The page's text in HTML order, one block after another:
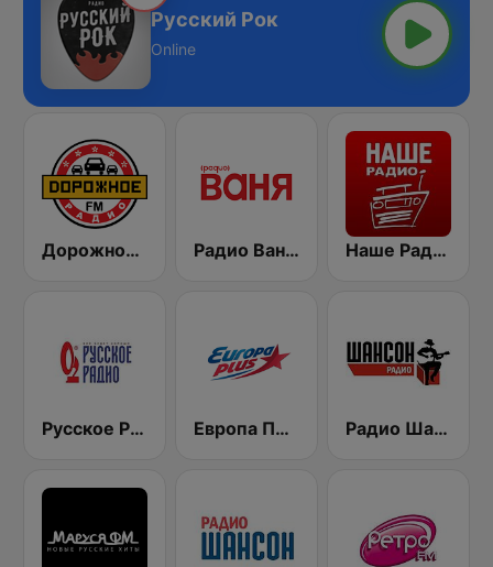
Русский Рок
Online
Дорожное Радио (Dorojnoe Radio) Радио Ваня (Radio Vanya) Наше Радио (Radio Nashe)
Русское Радио Европа Плюс (Europa Plus) Радио Шансон (Chanson)